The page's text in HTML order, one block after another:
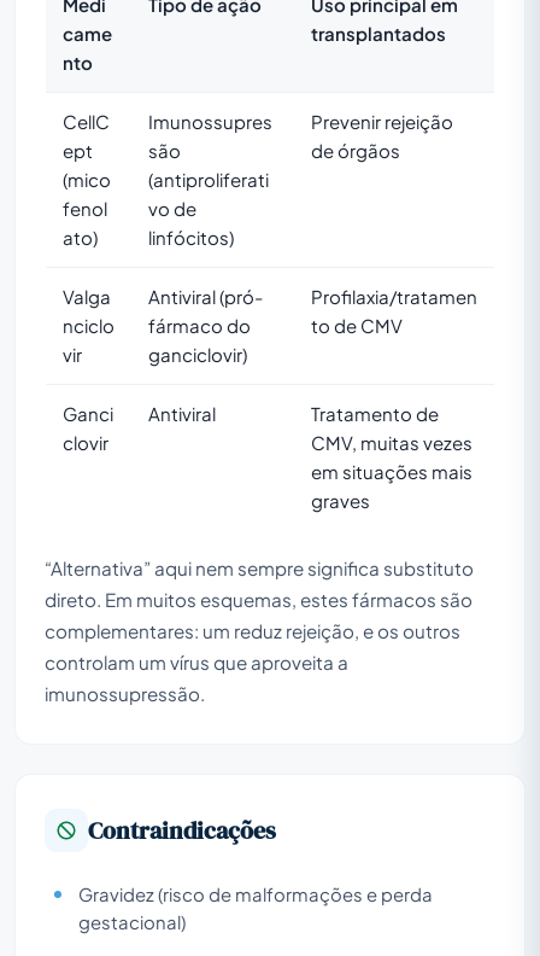
came
nto
transplantados
CellC
ept
(mico
fenol
ato)
Imunossupres
são
(antiproliferati
vo de
linfócitos)
Prevenir rejeição
de órgãos
Valga
nciclo
vir
Antiviral (pró-
fármaco do
ganciclovir)
Profilaxia/tratamen
to de CMV
Ganci
clovir
Antiviral
Tratamento de
CMV, muitas vezes
em situações mais
graves
“Alternativa” aqui nem sempre significa substituto
direto. Em muitos esquemas, estes fármacos são
complementares: um reduz rejeição, e os outros
controlam um vírus que aproveita a
imunossupressão.
Contraindicações
Gravidez (risco de malformações e perda
gestacional)